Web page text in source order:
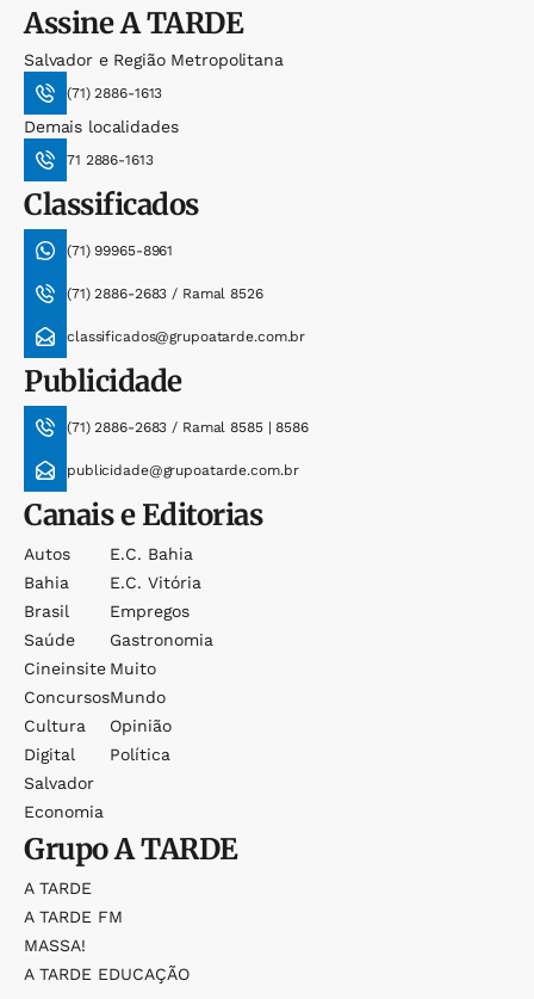
AssineA TARDE
Salvador e Região Metropolitana
(71) 2886-1613
Demais localidades
71 2886-1613
Classificados
(71) 99965-8961
(71) 2886-2683 / Ramal 8526
classificados@grupoatarde.com.br
Publicidade
(71) 2886-2683 / Ramal 8585 | 8586
publicidade@grupoatarde.com.br
Canais e Editorias
Autos
Bahia
Brasil
Saúde
Cineinsite
Concursos
Cultura
Digital
Salvador
Economia
E.c. Bahia
E.c. Vitória
Empregos
Gastronomia
Muito
Mundo
Opinião
Política
GrupoA TARDE
A TARDE
A TARDE FM
MASSA!
A TARDE EDUCAÇÃO